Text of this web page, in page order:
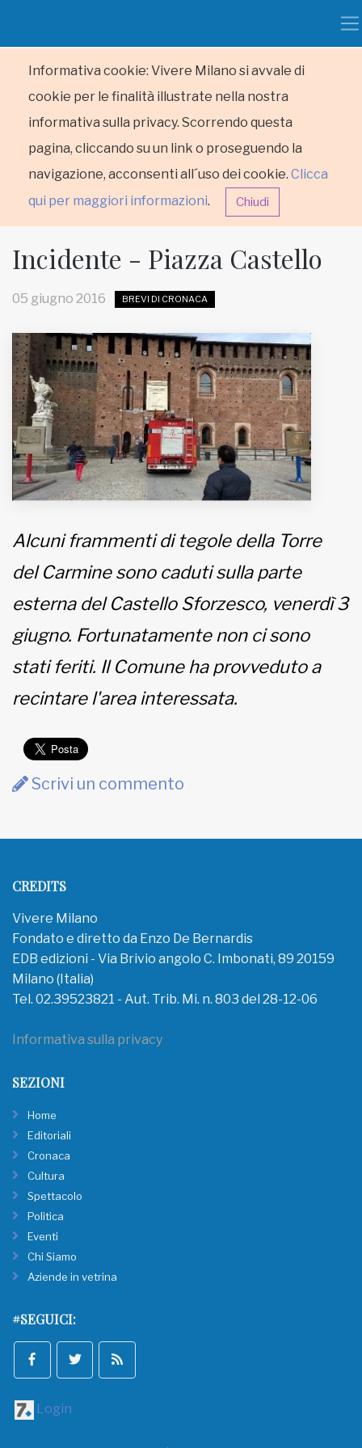
Informativa cookie: Vivere Milano si avvale di
cookie per le finalità illustrate nella nostra
informativa sulla privacy. Scorrendo questa
pagina, cliccando su un link o proseguendo la
navigazione, acconsenti all´uso dei cookie. Clicca
qui per maggiori informazioni. Chiudi
RUBRICHE
MUNICIPI
Inviateci le vostre segnalazioni
Bernardis
EDB edizioni - Via Brivio angolo C.
Imbonati, 89 20159 Milano (Italia)
Informativa sulla privacy
Incidente - Piazza Castello
05 giugno 2016 BREVI DI CRONACA
Alcuni frammenti di tegole della Torre
del Carmine sono caduti sulla parte
esterna del Castello Sforzesco, venerdì 3
giugno. Fortunatamente non ci sono
stati feriti. Il Comune ha provveduto a
recintare l'area interessata.
Scrivi un commento
CREDITS
Vivere Milano
Fondato e diretto da Enzo De Bernardis
EDB edizioni - Via Brivio angolo C. Imbonati, 89 20159
Milano (Italia)
Tel. 02.39523821 - Aut. Trib. Mi. n. 803 del 28-12-06
Informativa sulla privacy
SEZIONI
Home
Editoriali
Cronaca
Cultura
Spettacolo
Politica
Eventi
Chi Siamo
Aziende in vetrina
#SEGUICI:
Login